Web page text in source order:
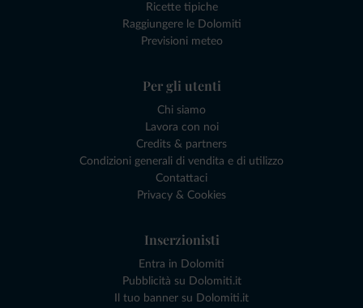
Ricette tipiche
Raggiungere le Dolomiti
Previsioni meteo
Per gli utenti
Chi siamo
Lavora con noi
Credits & partners
Condizioni generali di vendita e di utilizzo
Contattaci
Privacy & Cookies
Inserzionisti
Entra in Dolomiti
Pubblicità su Dolomiti.it
Il tuo banner su Dolomiti.it